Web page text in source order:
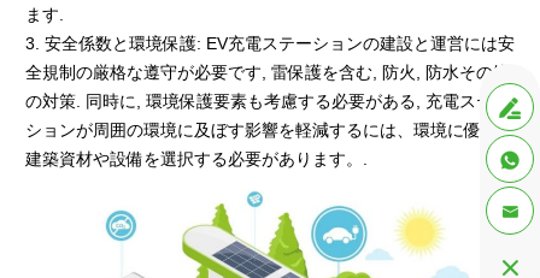
ます.
3. 安全係数と環境保護: EV充電ステーションの建設と運営には安
全規制の厳格な遵守が必要です, 雷保護を含む, 防火, 防水その他
の対策. 同時に, 環境保護要素も考慮する必要がある, 充電ステー
ションが周囲の環境に及ぼす影響を軽減するには、環境に優しい
建築資材や設備を選択する必要があります。.



